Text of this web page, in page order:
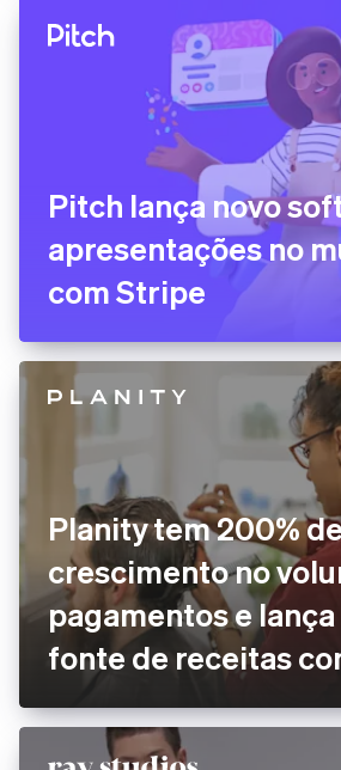
Pitch lança novo
apresentações no
com Stripe
Planity tem 200%
crescimento no
pagamentos e lança
fonte de receitas